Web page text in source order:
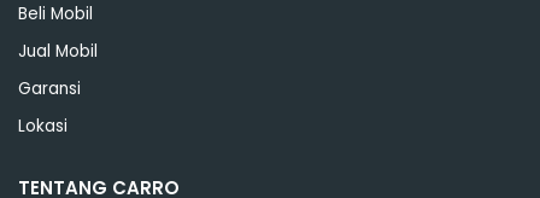
Beli Mobil
Jual Mobil
Garansi
Lokasi
TENTANG CARRO